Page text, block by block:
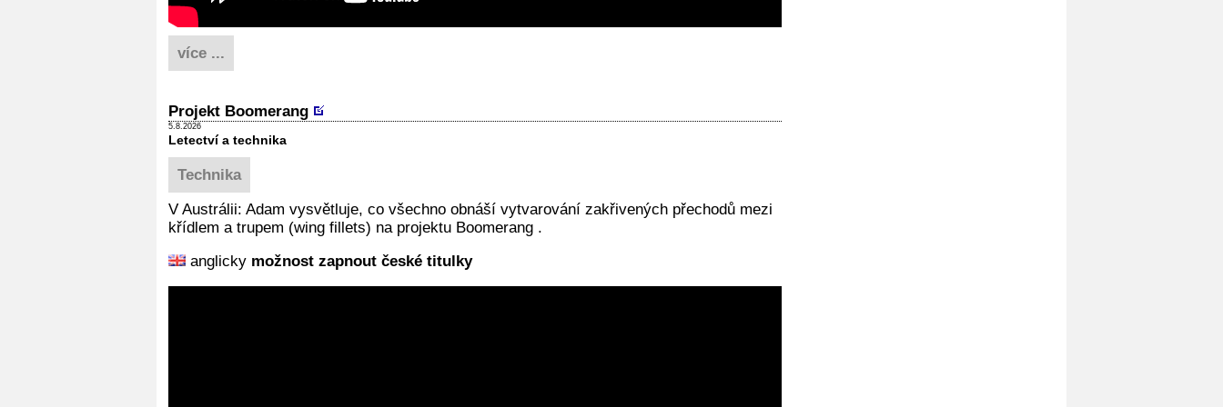
více ...
Projekt Boomerang
5.8.2026
Letectví a technika
Technika
V Austrálii: Adam vysvětluje, co všechno obnáší vytvarování zakřivených přechodů mezi
křídlem a trupem (wing fillets) na projektu Boomerang .
anglicky možnost zapnout české titulky